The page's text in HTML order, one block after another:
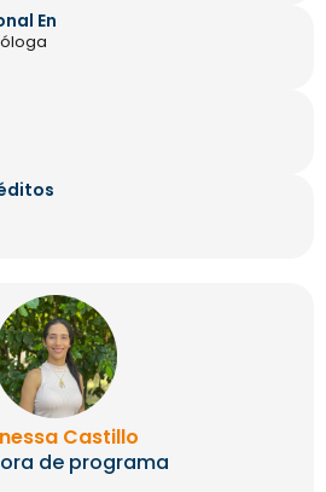
En
Castillo
de programa